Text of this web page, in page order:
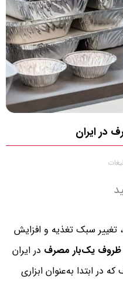
در ایران
سبک تغذیه و افزایش
ظروف یک‌بار مصرف در ایران
در ابتدا به‌عنوان ابزاری